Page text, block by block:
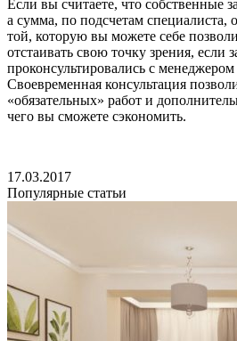
Если вы считаете, что собственные
а сумма, по подсчетам специалиста,
той, которую вы можете себе
отстаивать свою точку зрения, если
проконсультировались с
Своевременная консультация
«обязательных» работ и
чего вы сможете сэкономить.
17.03.2017
Популярные статьи